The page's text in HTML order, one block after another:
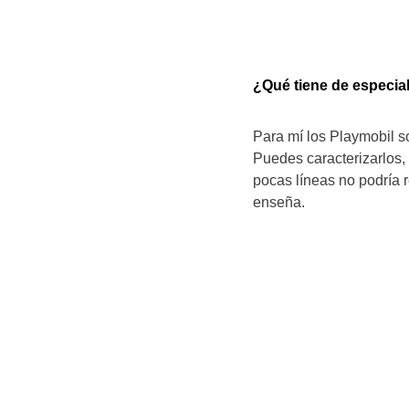
¿Qué tiene de
Para mí los Playmobil
Puedes
pocas líneas no podría
enseña.